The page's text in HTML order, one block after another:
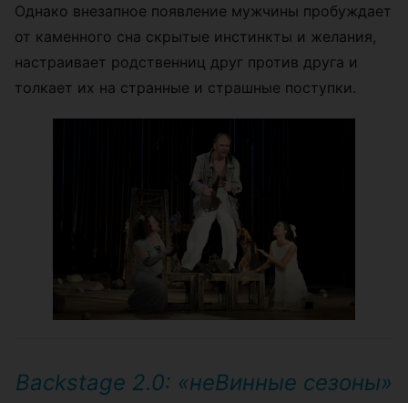
Однако внезапное появление мужчины пробуждает
от каменного сна скрытые инстинкты и желания,
настраивает родственниц друг против друга и
толкает их на странные и страшные поступки.
Backstage 2.0: «неВинные сезоны»